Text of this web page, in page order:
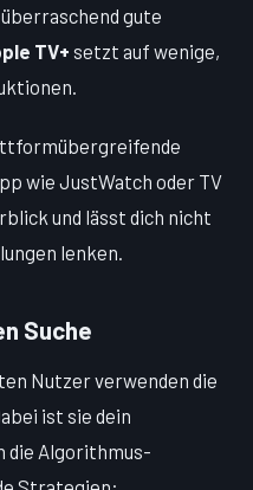
gute
TV+setzt auf wenige,
wie JustWatch oder TV
und lässt dich nicht
lenken.
Suche
Nutzer verwenden die
ist sie dein
die Algorithmus-